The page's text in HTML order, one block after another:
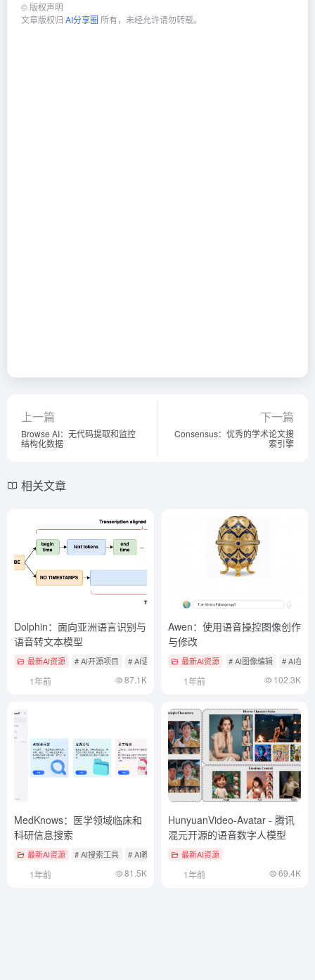
© 版权声明
文章版权归 AI分享圈 所有，未经允许请勿转载。
上一篇
Browse AI：无代码提取和监控
结构化数据
下一篇
Consensus：优秀的学术论文搜
索引擎
相关文章
Dolphin：面向亚洲语言识别与
语音转文本模型
最新AI资源 # AI开源项目 # AI语音转文本
1年前 87.1K
Awen：使用语音操控图像创作
与修改
最新AI资源 # AI图像编辑 # AI在线
1年前 102.3K
MedKnows：医学领域临床和
科研信息搜索
最新AI资源 # AI搜索工具 # AI教育工具
1年前 81.5K
HunyuanVideo-Avatar - 腾讯
混元开源的语音数字人模型
最新AI资源
1年前 69.4K